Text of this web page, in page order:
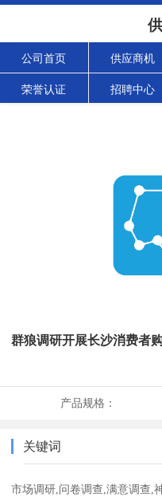
公司首页 供应商机
荣誉认证 招聘中心
群狼调研开展长沙消费者
产品规格：
关键词
市场调研,问卷调查,满意调查,